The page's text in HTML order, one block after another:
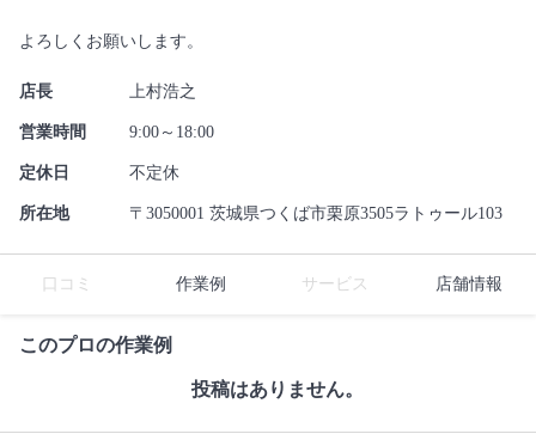
よろしくお願いします。
店長 上村浩之
営業時間 9:00～18:00
定休日 不定休
所在地 〒3050001 茨城県つくば市栗原3505ラトゥール103
口コミ 作業例 サービス 店舗情報
このプロの作業例
投稿はありません。